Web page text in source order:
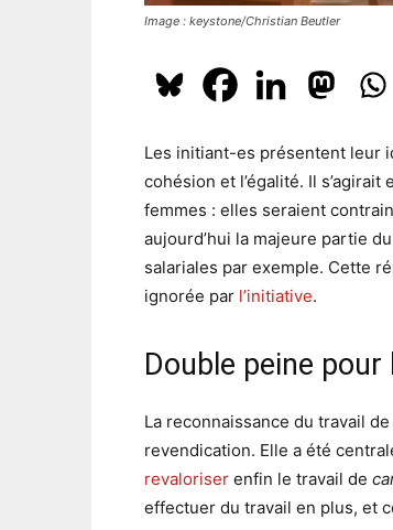
Image : keystone/Christian Beutler
Les initiant-es présentent leur
cohésion et l’égalité. Il
femmes : elles seraient
aujourd’hui la majeure partie
salariales par exemple. Cette
ignorée par l’initiative.
Double peine
La reconnaissance du travail
revendication. Elle a été
revaloriserenfin le travail de
effectuer du travail en plus, et